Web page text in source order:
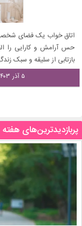
اتاق خواب یک فضای
حس آرامش و کارایی را
بازتابی از سلیقه و سبک
۵ آذر ۱۴۰۳ - ۱۴:۴۷
پربازدیدترین‌های هفته